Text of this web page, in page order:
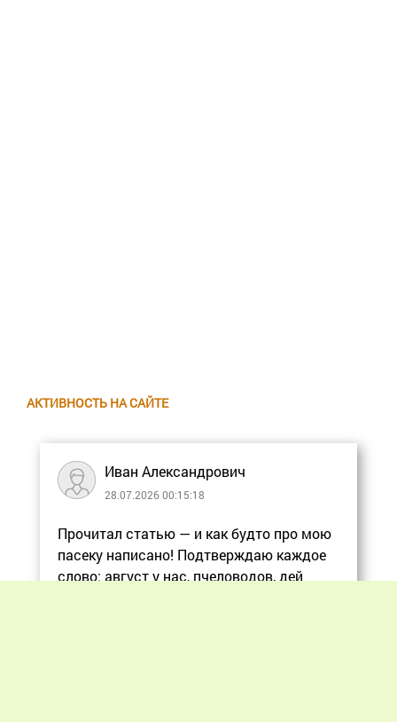
АКТИВНОСТЬ НА САЙТЕ
Иван Александрович
28.07.2026 00:15:18
Прочитал статью — и как будто про мою
пасеку написано! Подтверждаю каждое
слово: август у нас, пчеловодов, дей